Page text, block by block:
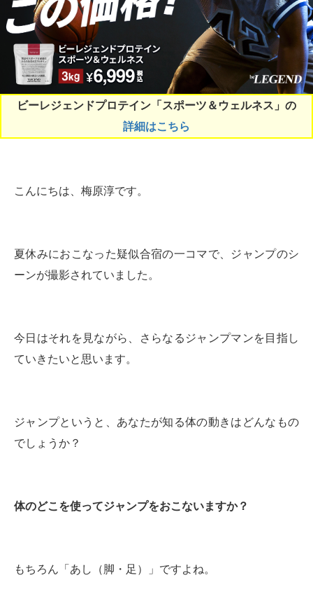
ビーレジェンドプロテイン「スポーツ＆ウェルネス」の
詳細はこちら
こんにちは、梅原淳です。
夏休みにおこなった疑似合宿の一コマで、ジャンプのシ
ーンが撮影されていました。
今日はそれを見ながら、さらなるジャンプマンを目指し
ていきたいと思います。
ジャンプというと、あなたが知る体の動きはどんなもの
でしょうか？
体のどこを使ってジャンプをおこないますか？
もちろん「あし（脚・足）」ですよね。